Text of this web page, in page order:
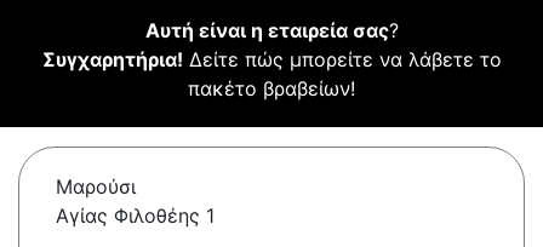
Αυτή είναι η εταιρεία σας?
Συγχαρητήρια! Δείτε πώς μπορείτε να λάβετε το
πακέτο βραβείων!
Μαρούσι
Αγίας Φιλοθέης 1